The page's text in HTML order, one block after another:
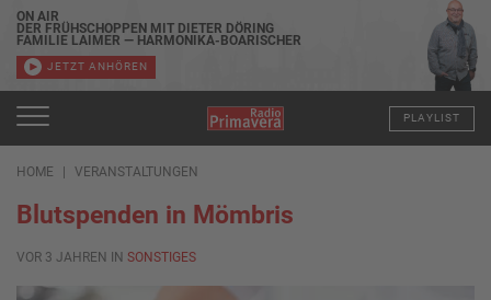
ON AIR
DER FRÜHSCHOPPEN MIT DIETER DÖRING
FAMILIE LAIMER — HARMONIKA-BOARISCHER
JETZT ANHÖREN
PLAYLIST
HOME VERANSTALTUNGEN
Blutspenden in Mömbris
VOR 3 JAHREN IN SONSTIGES